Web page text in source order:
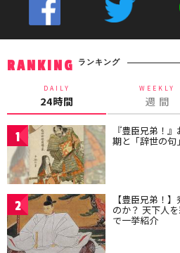
RANKING ランキング
DAILY
24時間
WEEKLY
週 間
1 『豊臣兄弟！
期と「辞世の
2 【豊臣兄弟！
のか？ 天下人
で一挙紹介